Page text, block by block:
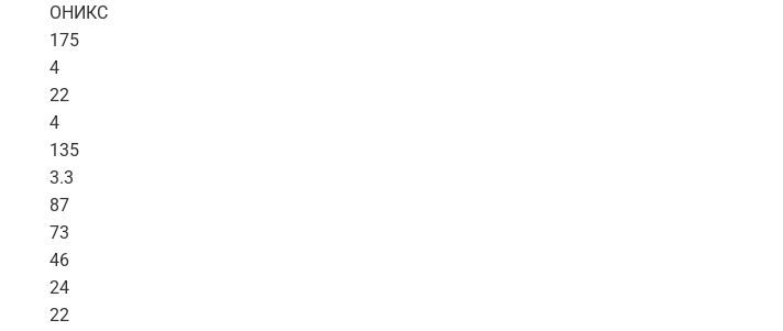
ОНИКС
175
4
22
4
135
3.3
87
73
46
24
22